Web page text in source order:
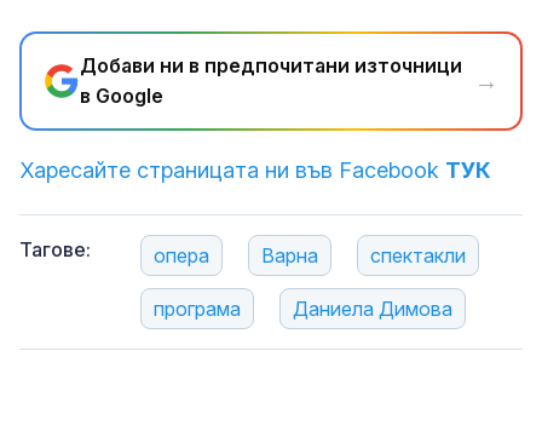
Добави ни в предпочитани източници
в Google
→
Харесайте страницата ни във Facebook ТУК
Тагове: опера Варна спектакли
програма Даниела Димова